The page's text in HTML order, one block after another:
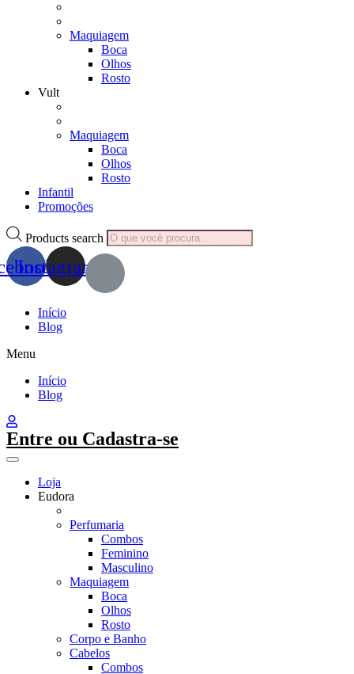
Maquiagem
Boca
Olhos
Rosto
Vult
Maquiagem
Boca
Olhos
Rosto
Infantil
Promoções
Products search
Instagram
Início
Blog
Menu
Início
Blog
Entre ou Cadastra-se
Loja
Eudora
Perfumaria
Combos
Feminino
Masculino
Maquiagem
Boca
Olhos
Rosto
Corpo e Banho
Cabelos
Combos